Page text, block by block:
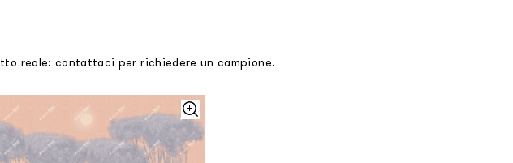
reale: contattaci per richiedere un campione.